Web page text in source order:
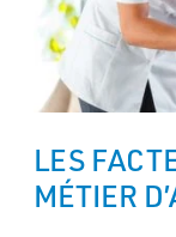
LES
MÉTIER